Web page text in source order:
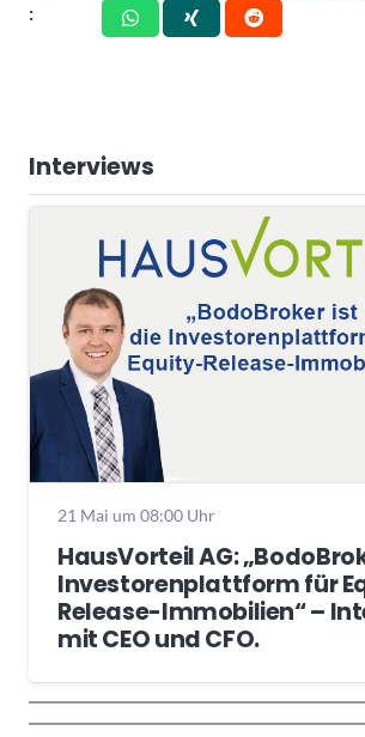
:
Interviews
21 Mai um 08:00 Uhr
HausVorteil AG:
Investorenplattform für
Release-Immobilien“ –
mit CEO und CFO.
Wochenrückblick
Trendthemen